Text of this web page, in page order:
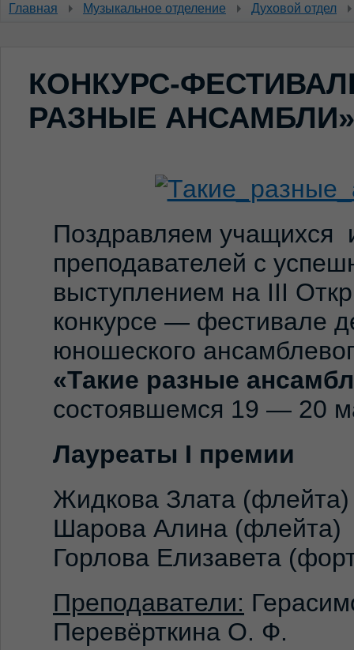
Главная Музыкальное отделение Духовой отдел
КОНКУРС-
РАЗНЫЕ АНСАМБЛИ»
Поздравляем учащихся
преподавателей с
выступлением на III
конкурсе — фестивале
юношеского
«Такие разные
состоявшемся 19 — 20
Лауреаты I премии
Жидкова Злата (флейта)
Шарова Алина (флейта)
Горлова Елизавета
Преподаватели:
Перевёрткина О. Ф.